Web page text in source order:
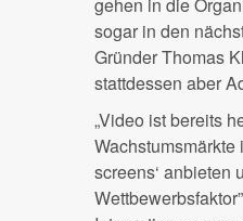
sogar in den
Gründer Thomas
stattdessen aber
„Video ist bereits
screens‘ anbieten